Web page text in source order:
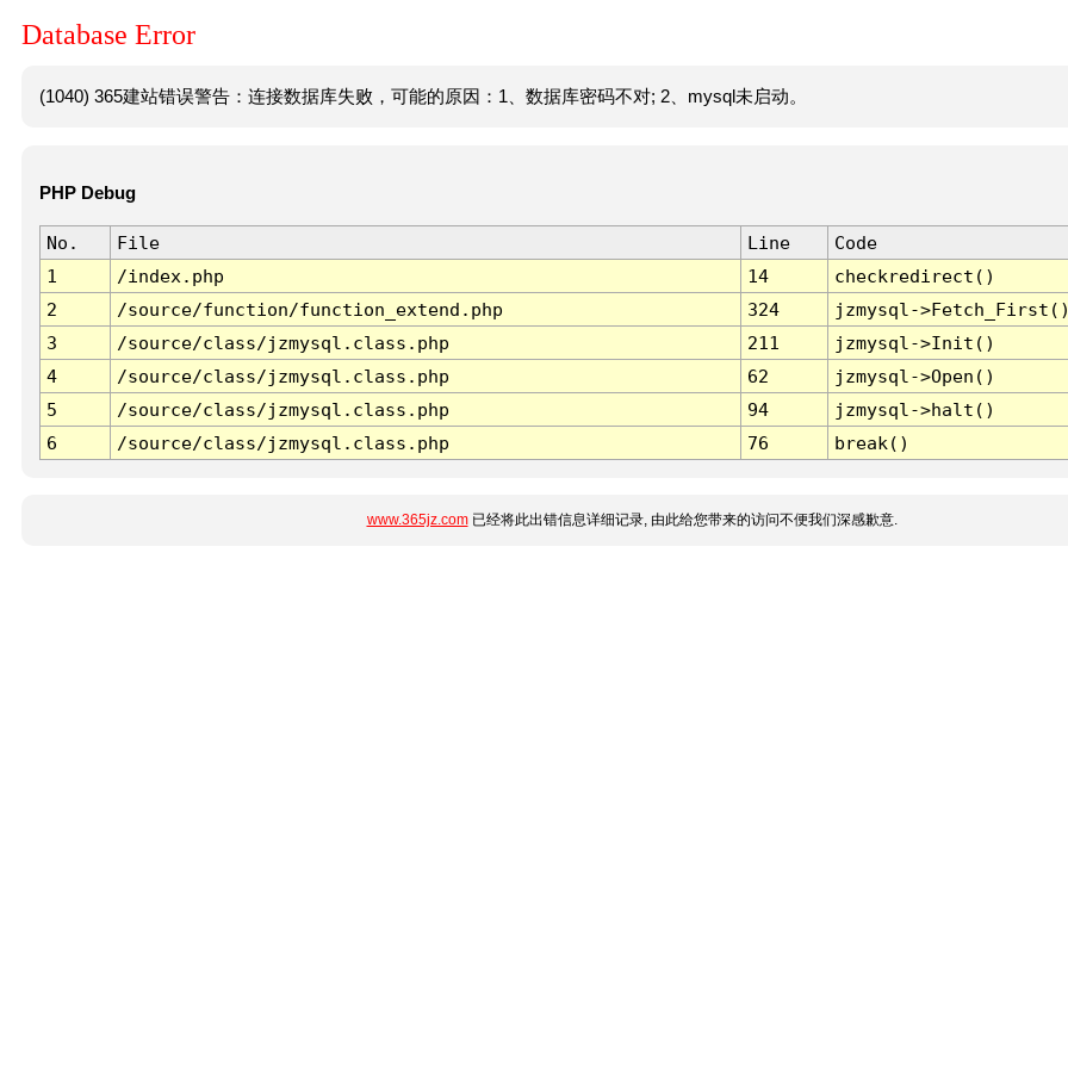
Database Error
(1040) 365建站错误警告：连接数据库失败，可能的原因：1、数据库密码不对; 2、mysql未启动。
PHP Debug
No. File Line
Code
1
/index.php 14
checkredirect()
2
/source/function/function_extend.php 324
jzmysql-
3
/source/class/jzmysql.class.php 211
jzmysql->Init()
4
/source/class/jzmysql.class.php 62
jzmysql->Open()
5
/source/class/jzmysql.class.php 94
jzmysql->halt()
6
/source/class/jzmysql.class.php 76 break()
www.365jz.com已经将此出错信息详细记录, 由此给您带来的访问不便我们深感歉意.